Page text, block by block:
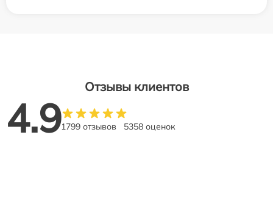
Отзывы клиентов
4.91799 отзывов 5358 оценок